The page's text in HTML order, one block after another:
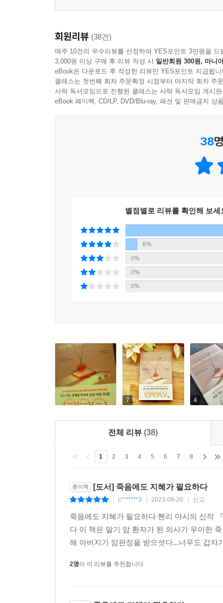
회원리뷰 (38건)
매주 10건의 우수리뷰를 선정하여 YES포인트 3만원을 드
3,000원 이상 구매 후 리뷰 작성 시 일반회원 300원, 마니
eBook은 다운로드 후 작성한 리뷰만 YES포인트 지급됩니
클래스는 첫번째 회차 주문확정 시점부터 마지막 회차 주
사락 독서모임으로 진행된 클래스는 사락 독서모임 게시
eBook 페이백, CD/LP, DVD/Blu-ray, 패션 및 판매금지 상
38
별점별로 리뷰를 확인해 보세
8%
0%
0%
0%
7 4
전체 리뷰 (38)
1 2 3 4 5 6 7 8
종이책 [도서] 죽음에도 지혜가 필요하다
c*******3 2023-09-20 신고
죽음에도 지혜가 필요하다 헨리 마시의 신작
다 이 책은 말기 암 환자가 된 의사가 우아한
해 아버지가 암판정을 받으셧다...너무도 갑
2명이 이 리뷰를 추천합니다.